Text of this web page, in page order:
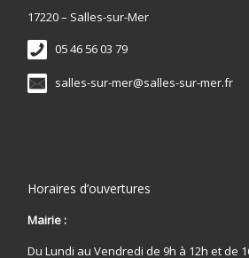
17220 – Salles-sur-Mer
05 46 56 03 79
salles-sur-mer@salles-sur-mer.fr
Horaires d’ouvertures
Mairie :
Du Lundi au Vendredi de 9h à 12h et de